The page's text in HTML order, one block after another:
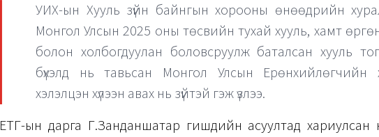
УИХ-ын Хууль зүйн байнгын хорооны өнөөдрийн
Монгол Улсын 2025 оны төсвийн тухай хууль, хамт өргөн
болон холбогдуулан боловсруулж баталсан хууль
бүхэлд нь тавьсан Монгол Улсын Ерөнхийлөгчийн
хэлэлцэн хүлээн авах нь зүйтэй гэж үзлээ.
ЕТГ-ын дарга Г.Занданшатар гишүүдийн асуултад